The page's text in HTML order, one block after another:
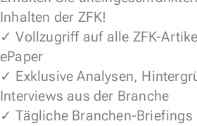
Inhalten der ZFK!
✓ Vollzugriff auf alle ZFK-
ePaper
✓ Exklusive Analysen,
Interviews aus der Branche
✓ Tägliche Branchen-Briefings